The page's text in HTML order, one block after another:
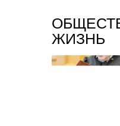
ЖИЗНЬ